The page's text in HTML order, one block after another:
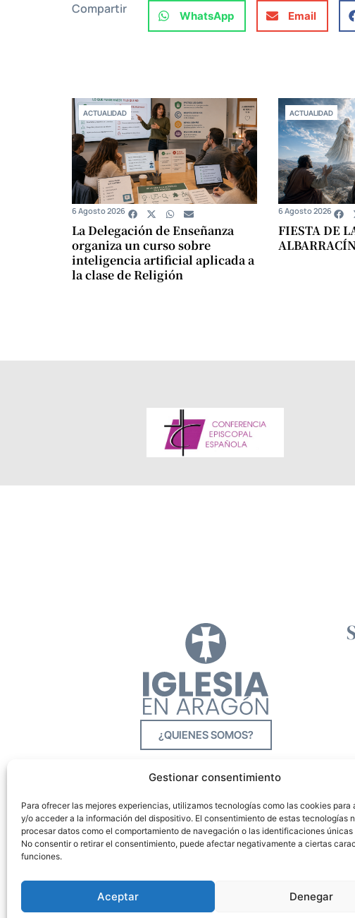
Gestionar consentimiento
Para ofrecer las mejores experiencias, utilizamos tecnologías como las cookies para
y/o acceder a la información del dispositivo. El consentimiento de estas tecnologías
procesar datos como el comportamiento de navegación o las identificaciones únicas
No consentir o retirar el consentimiento, puede afectar negativamente a ciertas
funciones.
Aceptar Denegar
Compartir WhatsApp Email
ACTUALIDAD
La Delegación de Enseñanza
organiza un curso sobre
inteligencia artificial aplicada a
la clase de Religión
6 Agosto 2026
ACTUALIDAD
FIESTA DE
6 Agosto 2026
¿QUIENES SOMOS?